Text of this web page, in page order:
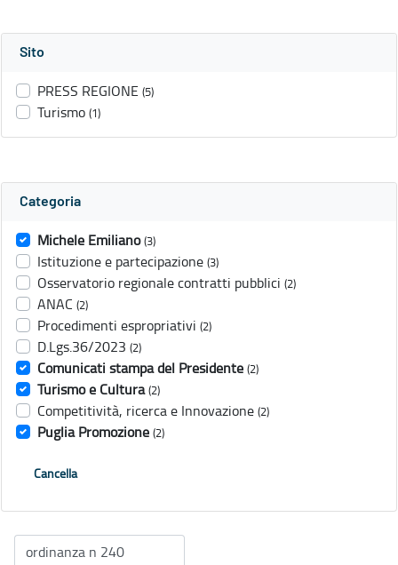
Sito
PRESS REGIONE (5)
Turismo (1)
Categoria
Michele Emiliano (3)
Istituzione e partecipazione (3)
Osservatorio regionale contratti pubblici (2)
ANAC (2)
Procedimenti espropriativi (2)
D.Lgs.36/2023 (2)
Comunicati stampa del Presidente (2)
Turismo e Cultura (2)
Competitività, ricerca e Innovazione (2)
Puglia Promozione (2)
Cancella